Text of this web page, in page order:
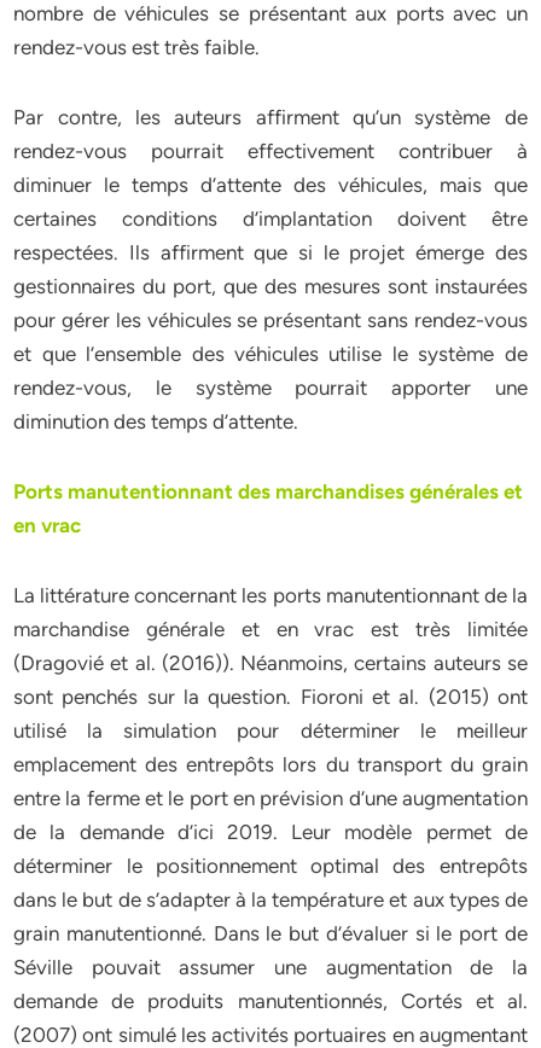
nombre de véhicules se présentant aux ports avec un
rendez-vous est très faible.
Par contre, les auteurs affirment qu’un système de
rendez-vous pourrait effectivement contribuer à
diminuer le temps d’attente des véhicules, mais que
certaines conditions d’implantation doivent être
respectées. Ils affirment que si le projet émerge des
gestionnaires du port, que des mesures sont instaurées
pour gérer les véhicules se présentant sans rendez-vous
et que l’ensemble des véhicules utilise le système de
rendez-vous, le système pourrait apporter une
diminution des temps d’attente.
Ports manutentionnant des marchandises générales et
en vrac
La littérature concernant les ports manutentionnant de la
marchandise générale et en vrac est très limitée
(Dragovié et al. (2016)). Néanmoins, certains auteurs se
sont penchés sur la question. Fioroni et al. (2015) ont
utilisé la simulation pour déterminer le meilleur
emplacement des entrepôts lors du transport du grain
entre la ferme et le port en prévision d’une augmentation
de la demande d’ici 2019. Leur modèle permet de
déterminer le positionnement optimal des entrepôts
dans le but de s’adapter à la température et aux types de
grain manutentionné. Dans le but d’évaluer si le port de
Séville pouvait assumer une augmentation de la
demande de produits manutentionnés, Cortés et al.
(2007) ont simulé les activités portuaires en augmentant